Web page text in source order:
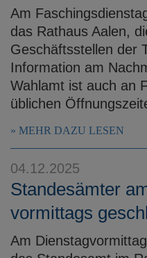
Am
das Rathaus Aalen,
Geschäftsstellen der
Information am
Wahlamt ist auch an
üblichen
MEHR DAZU LESEN
04.12.2025
Standesämter
vormittags
Am